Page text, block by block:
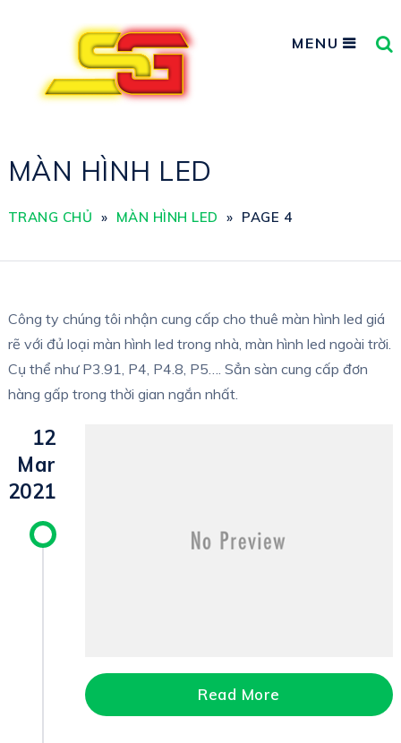
MENU
MÀN HÌNH LED
TRANG CHỦ » MÀN HÌNH LED » PAGE 4
Công ty chúng tôi nhận cung cấp cho thuê màn hình led giá
rẽ với đủ loại màn hình led trong nhà, màn hình led ngoài trời.
Cụ thể như P3.91, P4, P4.8, P5…. Sẳn sàn cung cấp đơn
hàng gấp trong thời gian ngắn nhất.
12
Mar
2021
Read More